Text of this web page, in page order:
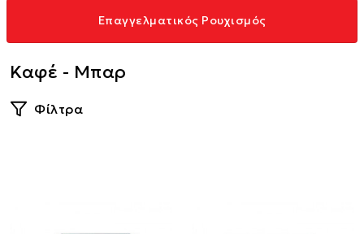
Επαγγελματικός Ρουχισμός
Καφέ - Μπαρ
Φίλτρα